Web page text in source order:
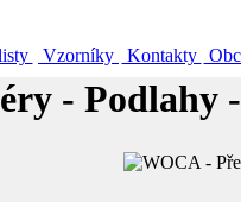
Vzorníky Kontakty
- Podlahy